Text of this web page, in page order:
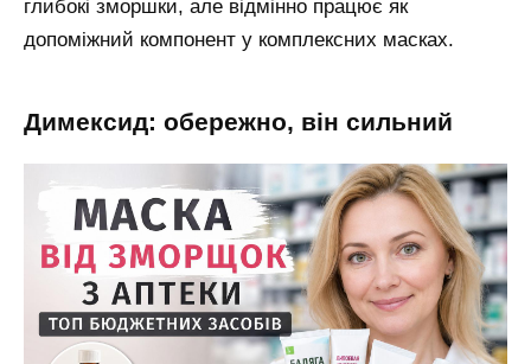
глибокі зморшки, але відмінно працює як
допоміжний компонент у комплексних масках.
димексид: обережно, він сильний